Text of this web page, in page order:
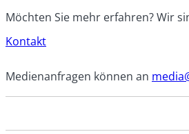
Möchten Sie mehr erfahren? Wir
Kontakt
Medienanfragen können an